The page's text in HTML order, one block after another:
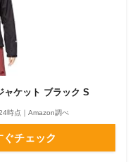
ャケット ブラック S
時点｜Amazon調べ
チェック